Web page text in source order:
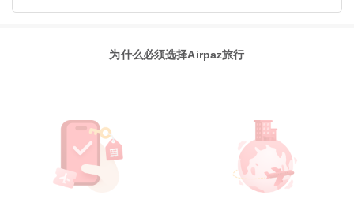
为什么必须选择Airpaz旅行